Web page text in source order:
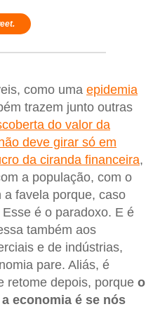
como uma epidemia
trazem junto outras
do valor da
deve girar só em
da ciranda financeira,
a população, com o
a favela porque, caso
é o paradoxo. E é
também aos
e de indústrias,
pare. Aliás, é
retome depois, porque o
economia é se nós